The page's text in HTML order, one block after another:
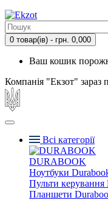
0 товар(ів) - грн. 0,000
Ваш кошик
Компанія "Екзот" зараз
Всі категорії
DURABOOK
Ноутбуки
Пульти керування
Планшети